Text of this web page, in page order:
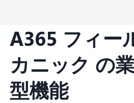
A365 フィー
カニック の
型機能